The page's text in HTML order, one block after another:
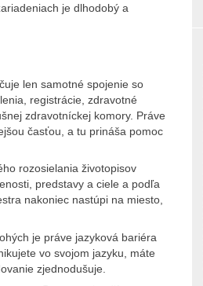
je dlhodobý a
len samotné spojenie so
registrácie, zdravotné
zdravotníckej komory. Práve
časťou, a tu prináša pomoc
rozosielania životopisov
predstavy a ciele a podľa
nakoniec nastúpi na miesto,
je práve jazyková bariéra
vo svojom jazyku, máte
zjednodušuje.